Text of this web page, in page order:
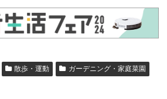
散歩・運動 ガーデニング・家庭菜園